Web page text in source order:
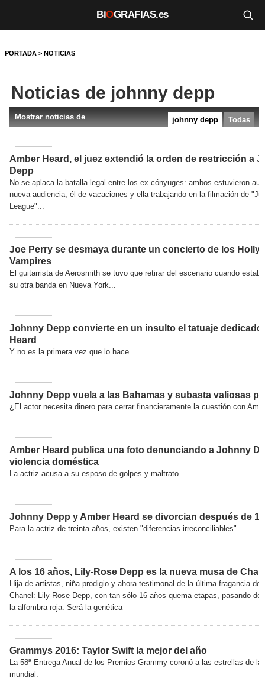
BiOGRAFIAS.es
TV
Un día como hoy
Videos
Galerías
Iniciar sesión
PORTADA > NOTICIAS
Noticias de johnny depp
Mostrar noticias de Todas
johnny depp
Amber Heard, el juez extendió la orden de restricción a
Depp
No se aplaca la batalla legal entre los ex cónyuges: ambos estuvieron
nueva audiencia, él de vacaciones y ella trabajando en la filmación de
League"...
Joe Perry se desmaya durante un concierto de los
Vampires
El guitarrista de Aerosmith se tuvo que retirar del escenario cuando
su otra banda en Nueva York...
Johnny Depp convierte en un insulto el tatuaje dedicado
Heard
Y no es la primera vez que lo hace...
Johnny Depp vuela a las Bahamas y subasta valiosas
¿El actor necesita dinero para cerrar financieramente la cuestión con
Amber Heard publica una foto denunciando a Johnny
violencia doméstica
La actriz acusa a su esposo de golpes y maltrato...
Johnny Depp y Amber Heard se divorcian después de
Para la actriz de treinta años, existen "diferencias irreconciliables"...
A los 16 años, Lily-Rose Depp es la nueva musa de
Hija de artistas, niña prodigio y ahora testimonal de la última fragancia de
Chanel: Lily-Rose Depp, con tan sólo 16 años quema etapas, pasando de
la alfombra roja. Será la genética
Grammys 2016: Taylor Swift la mejor del año
La 58ª Entrega Anual de los Premios Grammy coronó a las estrellas de la
mundial.